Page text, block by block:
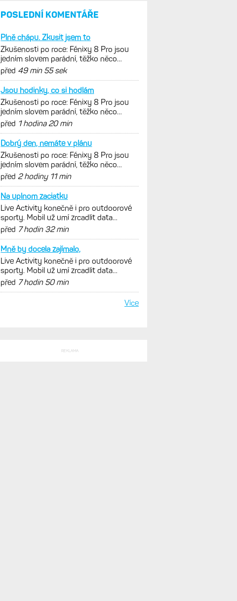
POSLEDNÍ KOMENTÁŘE
Plně chápu. Zkusit jsem to
Zkušenosti po roce: Fénixy 8 Pro jsou
jedním slovem parádní, těžko něco
vytknout. Ale ta nositelnost
před 49 min 55 sek
Jsou hodinky, co si hodlám
Zkušenosti po roce: Fénixy 8 Pro jsou
jedním slovem parádní, těžko něco
vytknout. Ale ta nositelnost
před 1 hodina 20 min
Dobrý den, nemáte v plánu
Zkušenosti po roce: Fénixy 8 Pro jsou
jedním slovem parádní, těžko něco
vytknout. Ale ta nositelnost
před 2 hodiny 11 min
Na uplnom zaciatku
Live Activity konečně i pro outdoorové
sporty. Mobil už umí zrcadlit data
cyklistiky, běhu i chůze
před 7 hodin 32 min
Mně by docela zajímalo,
Live Activity konečně i pro outdoorové
sporty. Mobil už umí zrcadlit data
cyklistiky, běhu i chůze
před 7 hodin 50 min
Více
REKLAMA